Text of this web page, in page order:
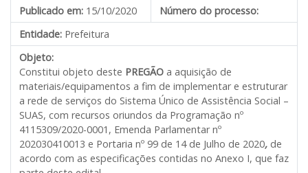
Publicado em: 15/10/2020
Número do processo:
Entidade: Prefeitura
Objeto:
Constitui objeto deste PREGÃO a aquisição de
materiais/equipamentos a fim de implementar e estruturar
a rede de serviços do Sistema Único de Assistência Social –
SUAS, com recursos oriundos da Programação nº
4115309/2020-0001, Emenda Parlamentar nº
202030410013 e Portaria nº 99 de 14 de Julho de 2020, de
acordo com as especificações contidas no Anexo I, que faz